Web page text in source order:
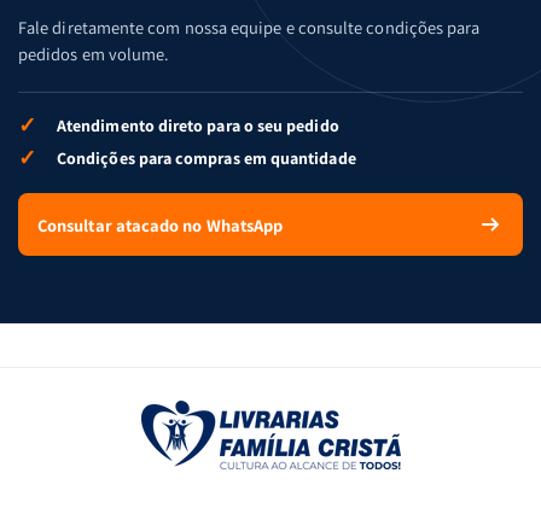
Fale diretamente com nossa equipe e consulte condições para
pedidos em volume.
✓ Atendimento direto para o seu pedido
✓ Condições para compras em quantidade
Consultar atacado no WhatsApp